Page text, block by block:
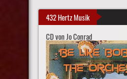
432 Hertz Musik
CD von Jo Conrad